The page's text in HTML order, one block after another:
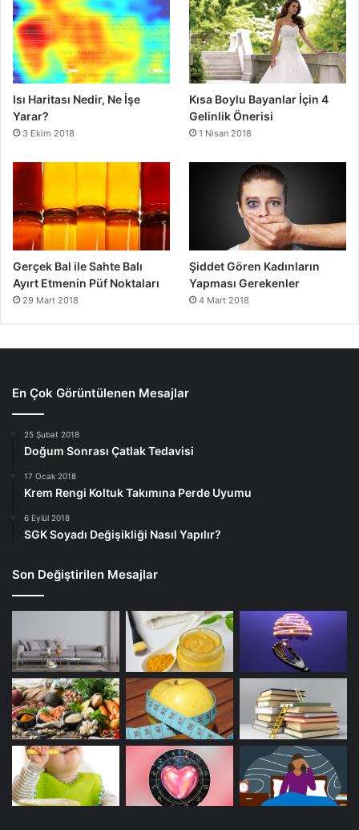
Isı Haritası Nedir, Ne İşe
Yarar?
3 Ekim 2018
Kısa Boylu Bayanlar İçin 4
Gelinlik Önerisi
1 Nisan 2018
Gerçek Bal ile Sahte Balı
Ayırt Etmenin Püf Noktaları
29 Mart 2018
Şiddet Gören Kadınların
Yapması Gerekenler
4 Mart 2018
En Çok Görüntülenen Mesajlar
25 Şubat 2018
Doğum Sonrası Çatlak Tedavisi
17 Ocak 2018
Krem Rengi Koltuk Takımına Perde Uyumu
6 Eylül 2018
SGK Soyadı Değişikliği Nasıl Yapılır?
Son Değiştirilen Mesajlar